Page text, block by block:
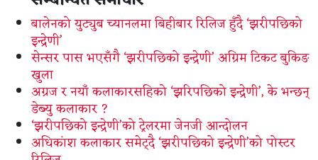
बालेनको युट्युब च्यानलमा बिहीबार रिलिज हुँदै ‘झरीपछिको
इन्द्रेणी’
सेन्सर पास भएसँगै ‘झरीपछिको इन्द्रेणी’ अग्रिम टिकट बुकिङ
खुला
अग्रज र नयाँ कलाकारसहिको ‘झरिपछिको इन्द्रेणी’, के भन्छन्
डेब्यु कलाकार ?
‘झरीपछिको इन्द्रेणी’को ट्रेलरमा जेनजी आन्दोलन
अधिकांश कलाकार समेट्दै ‘झरीपछिको इन्द्रेणी’को पोस्टर